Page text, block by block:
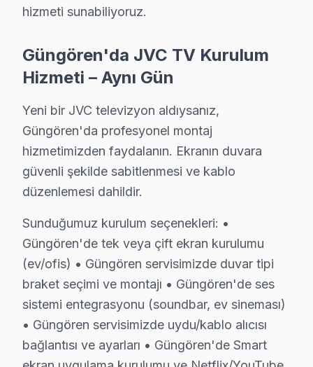
Güngören JVC Bakım'in başarısı, Güngören
• Güngören'de JVC Yetkili Hizmet Sertifikasyonu
• Güngören'de BGA ve SMD Lehimleme Uzmanlığı
Osiloskop, ESR ölçer ve termal kamera ile bozuk
• Yazılım ve Firmware Yükseltmesi
Smart ekran yazılım sorunlarını, firmware
Güngören'de yeni nesil OLED, QLED ve Mini LED
» Her teknik işlem, titizlik ve şeffaflık ilkesiyle
Güngören'de televizyon servis ihtiyacınız için,
Güngören JVC servis Merkezi
Güngören JVC uzman ekibimiz, Güngören bölge
Güngören'de JVC servis talebiniz için bizi
hizmeti sunabiliyoruz.
Güngören'da JVC TV Kurulum
Hizmeti – Aynı Gün
Yeni bir JVC televizyon aldıysanız,
Güngören'da profesyonel montaj
hizmetimizden faydalanın. Ekranın duvara
güvenli şekilde sabitlenmesi ve kablo
düzenlemesi dahildir.
Sunduğumuz kurulum seçenekleri: •
Güngören'de tek veya çift ekran kurulumu
(ev/ofis) • Güngören servisimizde duvar tipi
braket seçimi ve montajı • Güngören'de ses
sistemi entegrasyonu (soundbar, ev sineması)
• Güngören servisimizde uydu/kablo alıcısı
bağlantısı ve ayarları • Güngören'de Smart